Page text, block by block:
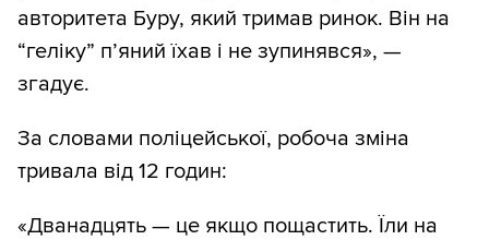
авторитета Буру, який тримав ринок. Він на
“геліку” п’яний їхав і не зупинявся», —
згадує.
За словами поліцейської, робоча зміна
тривала від 12 годин:
«Дванадцять — це якщо пощастить. Їли на